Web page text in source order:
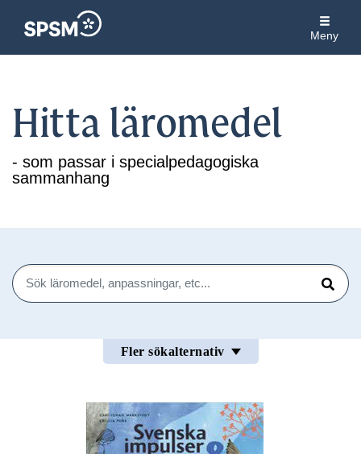
Meny
Hitta läromedel
- som passar i specialpedagogiska
sammanhang
Sök
Sök
Fler sökalternativ